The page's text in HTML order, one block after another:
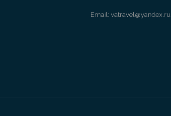
Email: vatravel@yandex.ru